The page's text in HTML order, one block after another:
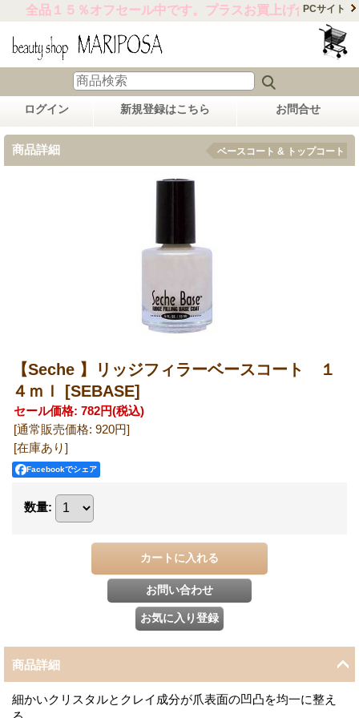
全品１５％オフセール中です。プラスお買上げ合計金額
PCサイト
ログイン 新規登録はこちら お問合せ
商品詳細 ベースコート & トップコート
【Seche 】リッジフィラーベースコート １
４ｍｌ [SEBASE]
セール価格: 782円(税込)
[通常販売価格: 920円]
[在庫あり]
Facebookでシェア
数量:
商品詳細
細かいクリスタルとクレイ成分が爪表面の凹凸を均一に整え